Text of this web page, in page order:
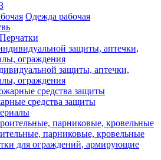
Одежда рабочая
Перчатки
защиты, аптечки,
ограждения
средства защиты
парниковые, кровельные